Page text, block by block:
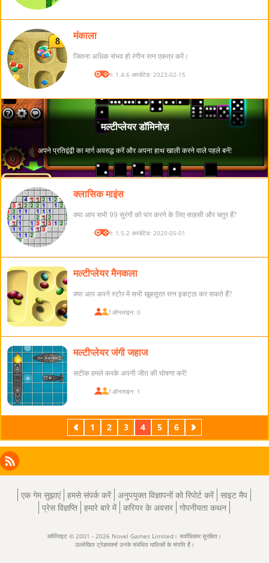
मंकाला
जितना अधिक संभव हो रंगीन रत्न एकत्र करें।
संस्करण: 1.4.6 अपडेटेडः 2023-02-15
क्लासिक माइंस
क्या आप सभी 99 सुरंगों को पार करने के लिए साहसी और चतुर हैं?
संस्करण: 1.5.2 अपडेटेडः 2020-05-01
मल्टीप्लेयर मैनकला
क्या आप अपने स्टोर में सभी खूबसूरत रत्न इकट्ठा कर सकते हैं?
खिलाड़ी ऑनलाइन: 0
मल्टीप्लेयर जंगी जहाज
सटीक हमले करके अपनी जीत की घोषणा करें!
खिलाड़ी ऑनलाइन: 1
पिछला 1 2 3 4 5 6 अगला
Facebook
Instagram
X
LinkedIn
RSS
एक गेम सुझाएं हमसे संपर्क करें अनुपयुक्त विज्ञापनों को रिपोर्ट करें साइट मैप
प्रेस विज्ञप्ति हमारे बारे में करियर के अवसर गोपनीयता कथन
कॉपीराइट © 2001 - 2026 Novel Games Limited। सर्वाधिकार सुरक्षित।
उल्लेखित ट्रेडमार्क्स उनके संबंधित मालिकों के संपत्ति हैं।